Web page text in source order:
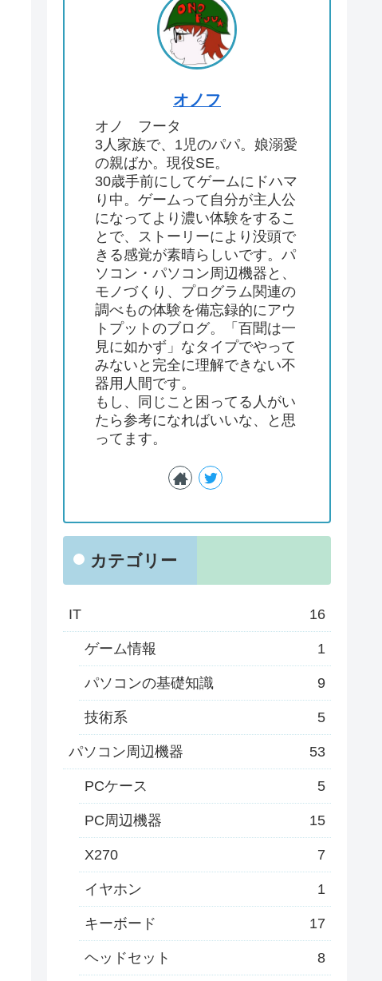
オノフ
オノ フータ
3人家族で、1児のパパ。娘溺愛
の親ばか。現役SE。
30歳手前にしてゲームにドハマ
り中。ゲームって自分が主人公
になってより濃い体験をするこ
とで、ストーリーにより没頭で
きる感覚が素晴らしいです。パ
ソコン・パソコン周辺機器と、
モノづくり、プログラム関連の
調べもの体験を備忘録的にアウ
トプットのブログ。「百聞は一
見に如かず」なタイプでやって
みないと完全に理解できない不
器用人間です。
もし、同じこと困ってる人がい
たら参考になればいいな、と思
ってます。
カテゴリー
IT 16
ゲーム情報 1
パソコンの基礎知識 9
技術系 5
パソコン周辺機器 53
PCケース 5
PC周辺機器 15
X270 7
イヤホン 1
キーボード 17
ヘッドセット 8